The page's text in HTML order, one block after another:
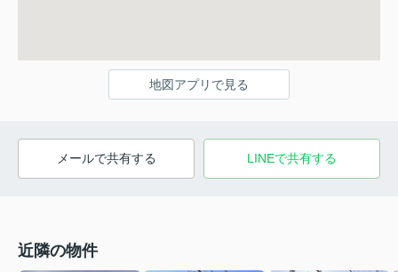
地図アプリで見る
メールで共有する LINEで共有する
近隣の物件